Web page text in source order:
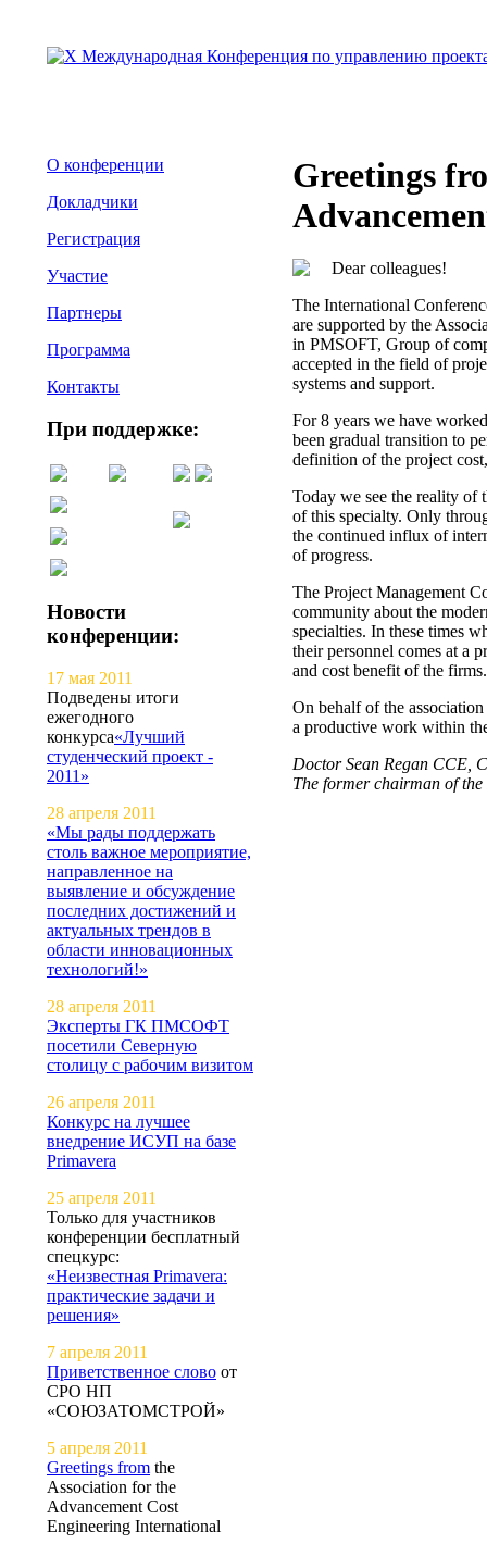
О конференции
Докладчики
Регистрация
Участие
Партнеры
Программа
Контакты
При поддержке:
Новости
конференции:
17 мая 2011
Подведены итоги
ежегодного
конкурса«Лучший
студенческий проект -
2011»
28 апреля 2011
«Мы рады поддержать
столь важное мероприятие,
направленное на
выявление и обсуждение
последних достижений и
актуальных трендов в
области инновационных
технологий!»
28 апреля 2011
Эксперты ГК ПМСОФТ
посетили Северную
столицу с рабочим визитом
26 апреля 2011
Конкурс на лучшее
внедрение ИСУП на базе
Primavera
25 апреля 2011
Только для участников
конференции бесплатный
спецкурс:
«Неизвестная Primavera:
практические задачи и
решения»
7 апреля 2011
Приветственное слово от
СРО НП
«СОЮЗАТОМСТРОЙ»
5 апреля 2011
Greetings from the
Association for the
Advancement Cost
Engineering International
Greetings
Dear colleagues!
The International
are supported by the
in PMSOFT, Group of
accepted in the field of
systems and support.
For 8 years we have
been gradual transition to
definition of the project
Today we see the reality of
of this specialty. Only
the continued influx of
of progress.
The Project Management
community about the
specialties. In these times
their personnel comes at a
and cost benefit of the firms.
On behalf of the
a productive work within
Doctor Sean Regan CCE,
The former chairman of